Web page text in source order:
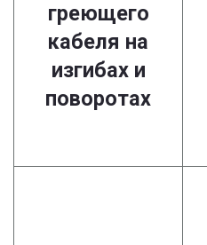
греющего
кабеля на
изгибах и
поворотах